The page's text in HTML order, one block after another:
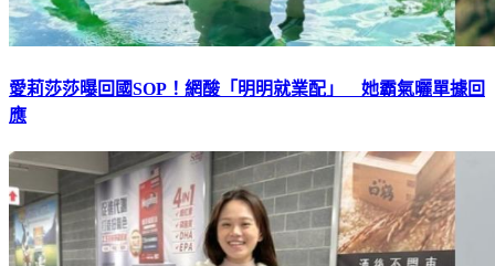
愛莉莎莎曝回國SOP！網酸「明明就業配」 她霸氣曬單據回
應